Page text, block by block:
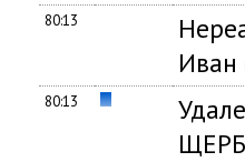
80:13
Иван
80:13